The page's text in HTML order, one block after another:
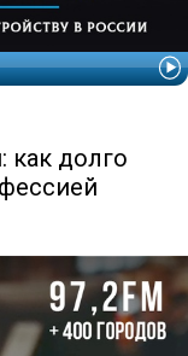
как долго